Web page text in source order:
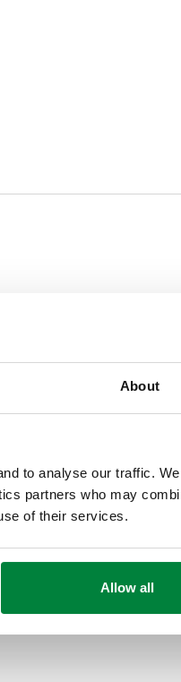
About
to analyse our traffic.
partners who may
of their services.
Allow all
SOLARINCAL-T. Paketa
termik. Lidhjet: G 3/4" A
Gama e temperaturës
°C. Kompleti i valvulave
84fb-686ac4d0c9f1